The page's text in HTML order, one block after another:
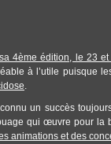
4ème édition, le 23
à l’utile puisque
.
un succès
qui œuvre pour la
animations et des